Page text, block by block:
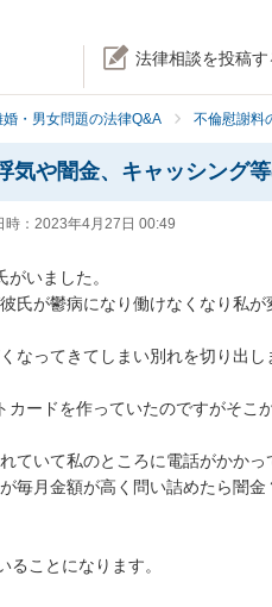
法律相談を投稿す
婚・男女問題の法律Q&A 不倫慰謝料
気や闇金、キャッシング等
： 2023年4月27日 00:49
いました。
氏が鬱病になり働けなくなり私
なってきてしまい別れを切り出し
カードを作っていたのですがそこ
ていて私のところに電話がかかっ
毎月金額が高く問い詰めたら闇
ことになります。